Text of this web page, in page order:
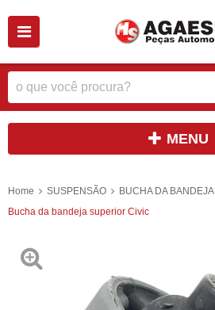
MENU
Home SUSPENSÃO
BUCHA DA BANDEJA
Bucha da bandeja superior Civic